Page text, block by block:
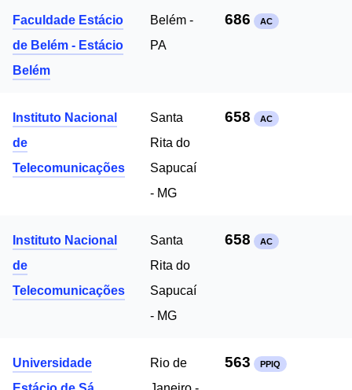
Faculdade Estácio
de Belém - Estácio
Belém
Belém -
PA
686 AC
Instituto Nacional
de
Telecomunicações
Santa
Rita do
Sapucaí
- MG
658 AC
Instituto Nacional
de
Telecomunicações
Santa
Rita do
Sapucaí
- MG
658 AC
Universidade
Rio de
563 PPIQ